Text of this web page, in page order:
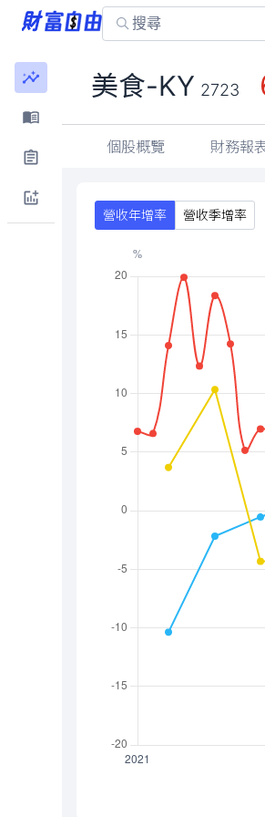
美食-KY 2723
個股概覽 財務報
營收年增率 營收季增率